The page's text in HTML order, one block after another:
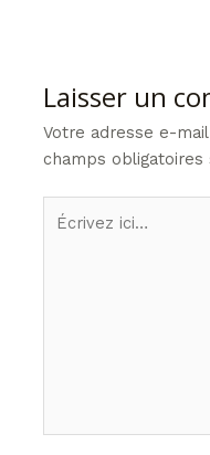
Laisser un
Votre adresse e-
champs obligatoires
Écrivez
ici…